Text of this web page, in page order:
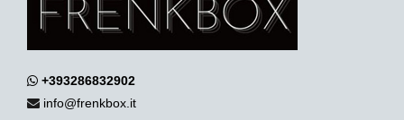
+393286832902
info@frenkbox.it